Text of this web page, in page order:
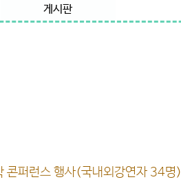
게시판
퍼런스 행사(국내외강연자 34명)